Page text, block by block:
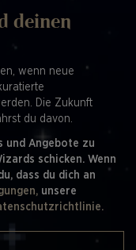
deinen
wenn neue
Die Zukunft
du davon.
und Angebote zu
schicken. Wenn
dass du dich an
unsere